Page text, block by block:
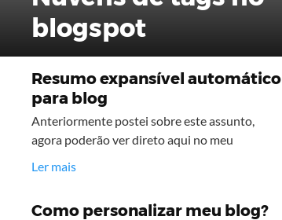
blogspot
Resumo expansível automático
para blog
Anteriormente postei sobre este assunto,
agora poderão ver direto aqui no meu
Ler mais
Como personalizar meu blog?